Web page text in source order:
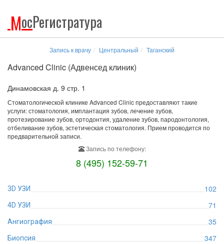
МосРегистратура
Запись к врачу Центральный Таганский
Advanced Clinic (Адвенсед клиник)
Динамовская д. 9 стр. 1
Стоматологической клинике Advanced Clinic предоставляют такие
услуги: стоматология, имплантация зубов, лечение зубов,
протезирование зубов, ортодонтия, удаление зубов, пародонтология,
отбеливание зубов, эстетическая стоматология. Прием проводится по
предварительной записи.
Запись по телефону:
8 (495) 152-59-71
3D УЗИ 102
4D УЗИ 71
Ангиография 35
Биопсия 347